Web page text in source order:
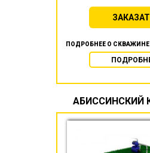
ПОДРОБНЕЕ О
АБИССИНСКИЙ